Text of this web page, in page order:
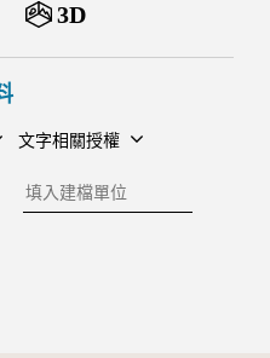
3D
文字相關授權
建檔單位